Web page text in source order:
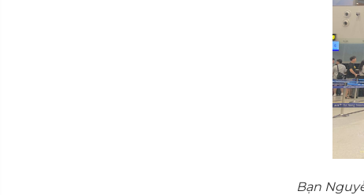
Bạn